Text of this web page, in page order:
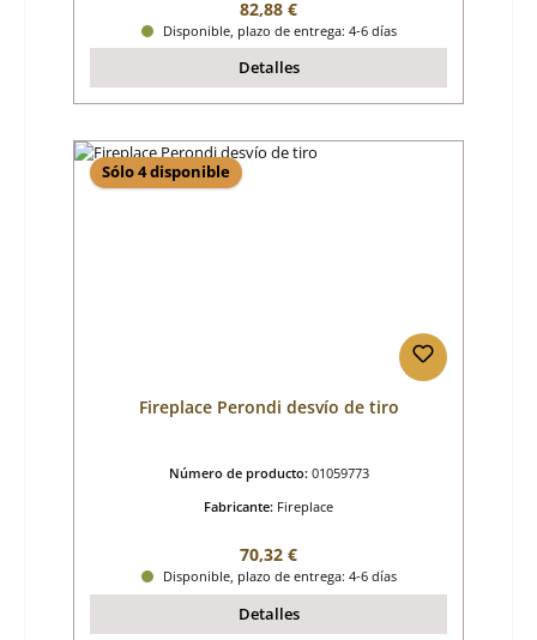
Precio normal:
82,88 €
Disponible, plazo de entrega: 4-6 días
Detalles
Sólo 4 disponible
Fireplace Perondi desvío de tiro
Número de producto: 01059773
Fabricante: Fireplace
Precio normal:
70,32 €
Disponible, plazo de entrega: 4-6 días
Detalles